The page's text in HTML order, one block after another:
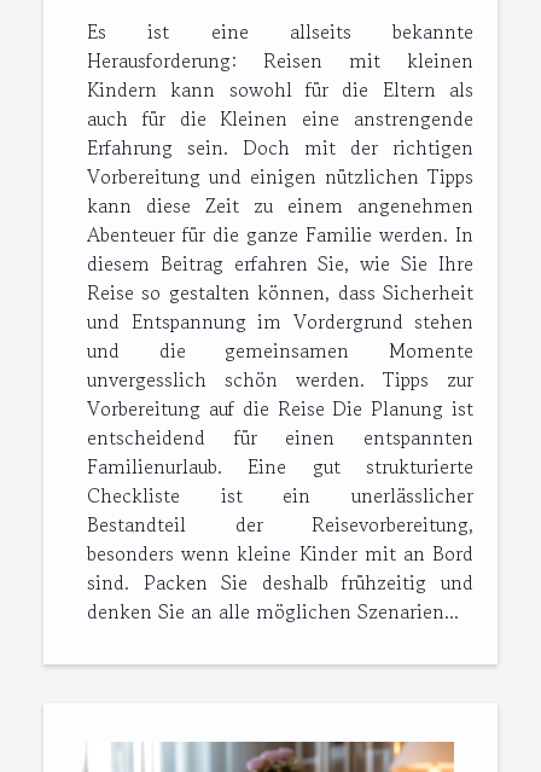
Es ist eine allseits bekannte
Herausforderung: Reisen mit kleinen
Kindern kann sowohl für die Eltern als
auch für die Kleinen eine anstrengende
Erfahrung sein. Doch mit der richtigen
Vorbereitung und einigen nützlichen Tipps
kann diese Zeit zu einem angenehmen
Abenteuer für die ganze Familie werden. In
diesem Beitrag erfahren Sie, wie Sie Ihre
Reise so gestalten können, dass Sicherheit
und Entspannung im Vordergrund stehen
und die gemeinsamen Momente
unvergesslich schön werden. Tipps zur
Vorbereitung auf die Reise Die Planung ist
entscheidend für einen entspannten
Familienurlaub. Eine gut strukturierte
Checkliste ist ein unerlässlicher
Bestandteil der Reisevorbereitung,
besonders wenn kleine Kinder mit an Bord
sind. Packen Sie deshalb frühzeitig und
denken Sie an alle möglichen Szenarien...